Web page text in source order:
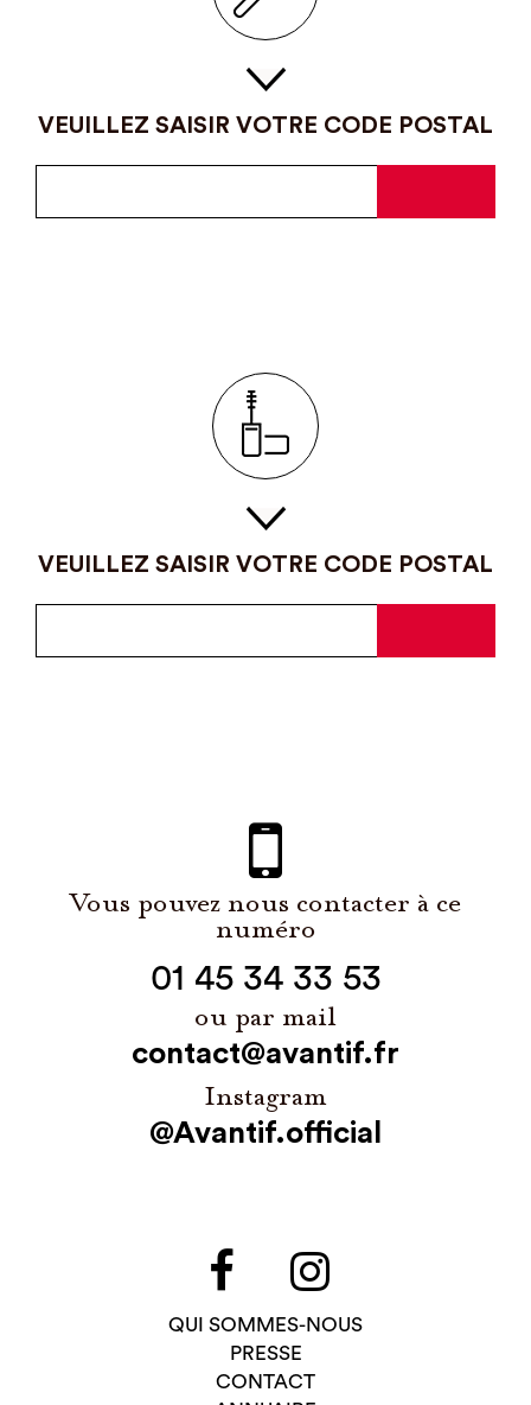
VEUILLEZ SAISIR VOTRE CODE POSTAL
VEUILLEZ SAISIR VOTRE CODE POSTAL
Vous pouvez nous contacter à ce
numéro
01 45 34 33 53
ou par mail
contact@avantif.fr
Instagram
@Avantif.official
QUI SOMMES-NOUS
PRESSE
CONTACT